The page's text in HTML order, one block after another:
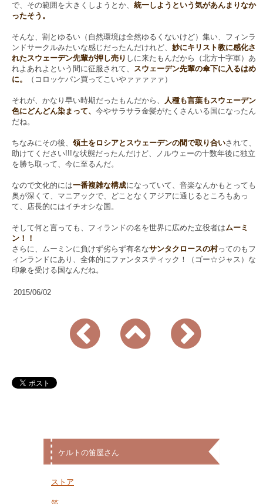
で、その範囲を大きくしようとか、 統一しようという気があんまりなか
ったそう。
そんな、割とゆるい（自然環境は全然ゆるくないけど）集い、フィンラ
ンドサークルみたいな感じだったんだけれど、 妙にキリスト教に感化さ
れたスウェーデン先輩が押し売り しに来たもんだから（北方十字軍）あ
れよあれよという間に征服されて、 スウェーデン先輩の傘下に入るはめ
に。
（コロッケパン買ってこいやァァァァァ）
それが、かなり早い時期だったもんだから、 人種も言葉もスウェーデン
色にどんどん染まって、 今やサラサラ金髪がたくさんいる国になったん
だね。
ちなみにその後、 領土をロシアとスウェーデンの間で取り合いされて、
助けてください!!!な状態だったんだけど、ノルウェーの十数年後に独立
を勝ち取って、今に至るんだ。
なので文化的には一番複雑な構成になっていて、音楽なんかもとっても
奥が深くて、マニアックで、どことなくアジアに通じるところもあっ
て、店長的にはイチオシな国。
そして何と言っても、フィランドの名を世界に広めた立役者はムーミ
ン！！
さらに、ムーミンに負けず劣らず有名なサンタクロースの村ってのもフ
ィンランドにあり、全体的にファンタスティック！（ゴー☆ジャス）な
印象を受ける国なんだね。
2015/06/02
ケルトの笛屋さん
ストア